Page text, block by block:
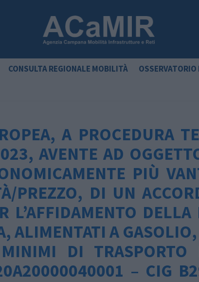
CONSULTA REGIONALE MOBILITÀ
A PROCEDURA
AVENTE AD
PIÙ
PREZZO, DI UN
L’AFFIDAMENTO
ALIMENTATI A
DI
– CIG